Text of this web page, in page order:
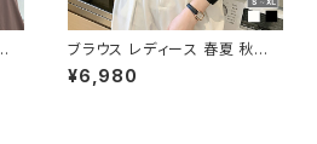
ブラウス レディース 春夏 秋冬
春 夏 秋 冬 白 サテン地 シャツ
トップス チェーン柄 ベルトデザ
¥6,980